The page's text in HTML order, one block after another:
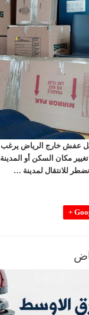
خارج الرياض يرغب
مكان السكن أو
للانتقال لمدينة …